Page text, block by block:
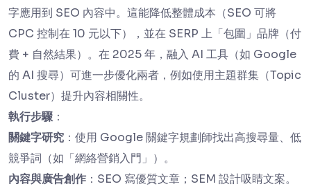
字應用到 SEO 內容中。這能降低整體成本（SEO 可將
CPC 控制在 10 元以下），並在 SERP 上「包圍」品牌（付
費 + 自然結果）。在 2025 年，融入 AI 工具（如 Google
的 AI 搜尋）可進一步優化兩者，例如使用主題群集（Topic
Cluster）提升內容相關性。
執行步驟 ：
關鍵字研究 ：使用 Google 關鍵字規劃師找出高搜尋量、低
競爭詞（如「網絡營銷入門」）。
內容與廣告創作 ：SEO 寫優質文章；SEM 設計吸睛文案。